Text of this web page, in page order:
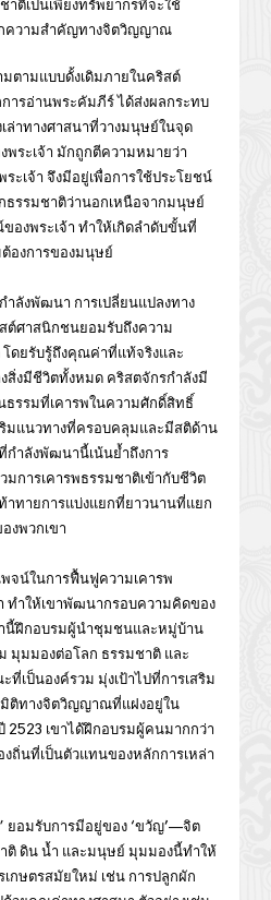
ติเป็นเพียงทรัพยากรที่จะใช้
กความสำคัญทางจิตวิญญาณ
ตามแบบดั้งเดิมภายในคริสต์
ารอ่านพระคัมภีร์ ได้ส่งผลกระทบ
ล่าทางศาสนาที่วางมนุษย์ในจุด
พระเจ้า มักถูกตีความหมายว่า
ะเจ้า จึงมีอยู่เพื่อการใช้ประโยชน์
รรมชาติว่านอกเหนือจากมนุษย์
งพระเจ้า ทำให้เกิดลำดับขั้นที่
องการของมนุษย์
ำลังพัฒนา การเปลี่ยนแปลงทาง
ต์ศาสนิกชนยอมรับถึงความ
ดยรับรู้ถึงคุณค่าที่แท้จริงและ
สิ่งมีชีวิตทั้งหมด คริสตจักรกำลังมี
รรมที่เคารพในความศักดิ์สิทธิ์
มแนวทางที่ครอบคลุมและมีสติด้าน
ำลังพัฒนานี้เน้นย้ำถึงการ
การเคารพธรรมชาติเข้ากับชีวิต
ทายการแบ่งแยกที่ยาวนานที่แยก
งพวกเขา
จน์ในการฟื้นฟูความเคารพ
ทำให้เขาพัฒนากรอบความคิดของ
ฝึกอบรมผู้นำชุมชนและหมู่บ้าน
มุมมองต่อโลก ธรรมชาติ และ
ที่เป็นองค์รวม มุ่งเป้าไปที่การเสริม
ติทางจิตวิญญาณที่แฝงอยู่ใน
2523 เขาได้ฝึกอบรมผู้คนมากกว่า
ถิ่นที่เป็นตัวแทนของหลักการเหล่า
อมรับการมีอยู่ของ ‘ขวัญ’—จิต
ดิน น้ำ และมนุษย์ มุมมองนี้ทำให้
กษตรสมัยใหม่ เช่น การปลูกผัก